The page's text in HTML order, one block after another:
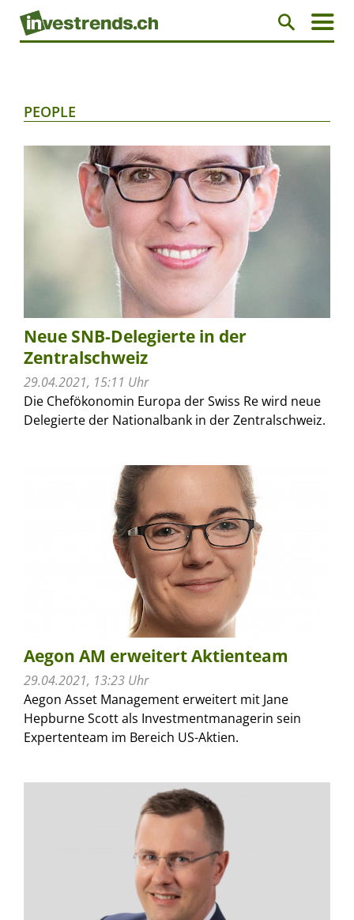
PEOPLE
Neue SNB-Delegierte in der
Zentralschweiz
29.04.2021, 15:11 Uhr
Die Chefökonomin Europa der Swiss Re wird neue
Delegierte der Nationalbank in der Zentralschweiz.
Aegon AM erweitert Aktienteam
29.04.2021, 13:23 Uhr
Aegon Asset Management erweitert mit Jane
Hepburne Scott als Investmentmanagerin sein
Expertenteam im Bereich US-Aktien.